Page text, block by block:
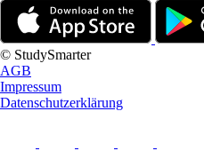
© StudySmarter
AGB
Impressum
Datenschutzerklärung